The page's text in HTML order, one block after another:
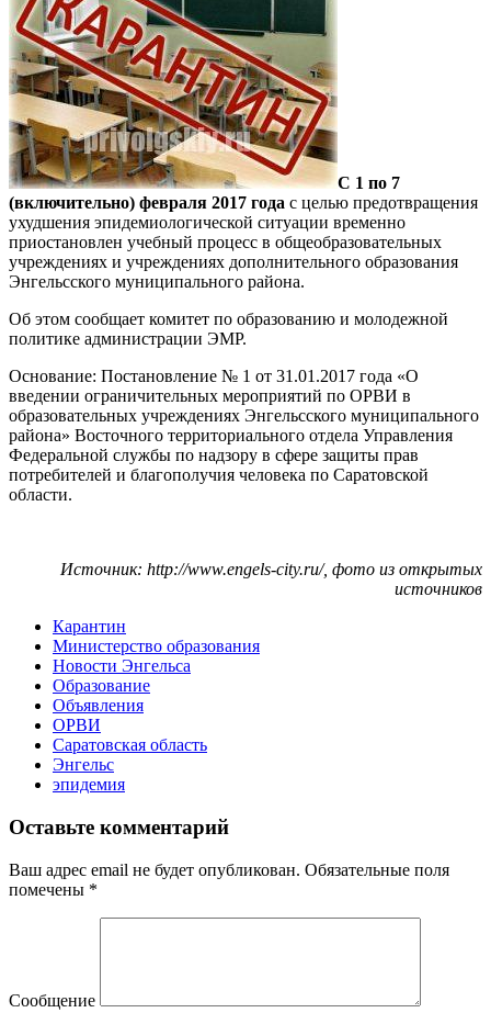
С 1 по 7
(включительно) февраля 2017 года с целью предотвращения
ухудшения эпидемиологической ситуации временно
приостановлен учебный процесс в общеобразовательных
учреждениях и учреждениях дополнительного образования
Энгельсского муниципального района.
Об этом сообщает комитет по образованию и молодежной
политике администрации ЭМР.
Основание: Постановление № 1 от 31.01.2017 года «О
введении ограничительных мероприятий по ОРВИ в
образовательных учреждениях Энгельсского муниципального
района» Восточного территориального отдела Управления
Федеральной службы по надзору в сфере защиты прав
потребителей и благополучия человека по Саратовской
области.
Источник: http://www.engels-city.ru/, фото из открытых
источников
Карантин
Министерство образования
Новости Энгельса
Образование
Объявления
ОРВИ
Саратовская область
Энгельс
эпидемия
Оставьте комментарий
Ваш адрес email не будет опубликован. Обязательные поля
помечены *
Сообщение